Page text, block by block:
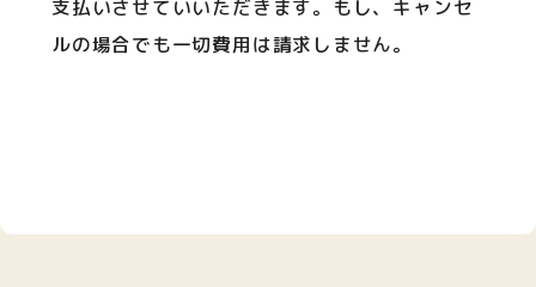
支払いさせていいただきます。もし、キャンセ
ルの場合でも一切費用は請求しません。